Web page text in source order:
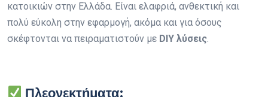
κατοικιών στην Ελλάδα. Είναι ελαφριά, ανθεκτική και
πολύ εύκολη στην εφαρμογή, ακόμα και για όσους
σκέφτονται να πειραματιστούν με DIY λύσεις.
Πλεονεκτήματα: